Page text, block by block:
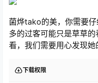
菌烨tako的美，你需要
多的过客可能只是草草
看，我们需要用心发现她
下载权限